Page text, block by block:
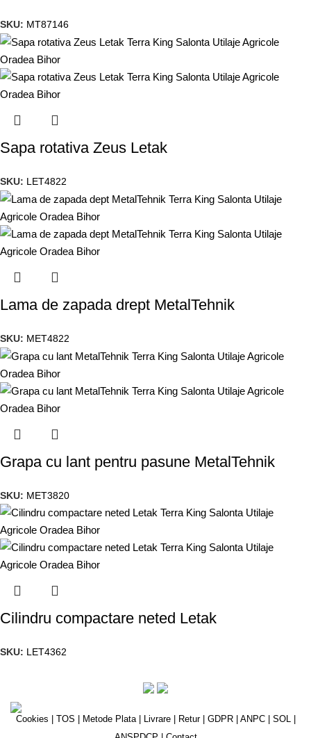
SKU: MT87146
Sapa rotativa Zeus Letak
SKU: LET4822
Lama de zapada drept MetalTehnik
SKU: MET4822
Grapa cu lant pentru pasune MetalTehnik
SKU: MET3820
Cilindru compactare neted Letak
SKU: LET4362
Cookies TOS Metode Plata| Livrare| Retur| GDPR ANPC SOL